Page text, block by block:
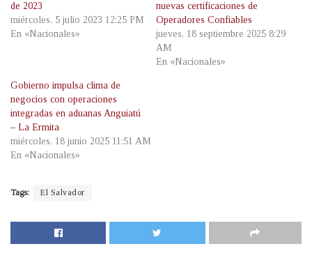
de 2023
miércoles, 5 julio 2023 12:25 PM
En «Nacionales»
nuevas certificaciones de
Operadores Confiables
jueves, 18 septiembre 2025 8:29
AM
En «Nacionales»
Gobierno impulsa clima de
negocios con operaciones
integradas en aduanas Anguiatú
– La Ermita
miércoles, 18 junio 2025 11:51 AM
En «Nacionales»
Tags: El Salvador